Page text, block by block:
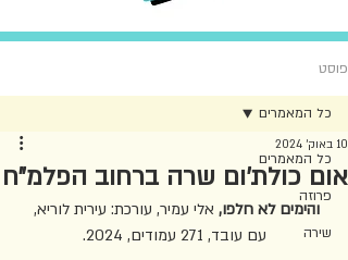
פוסט
כל המאמרים
פרוזה
שירה
כל המאמרים
אום כולת'ום שרה ברחוב הפלמ"ח
10 באוק׳ 2024
והימים לא חלפו, אלי עמיר, עורכת: עירית לוריא,
עם עובד, 271 עמודים, 2024.